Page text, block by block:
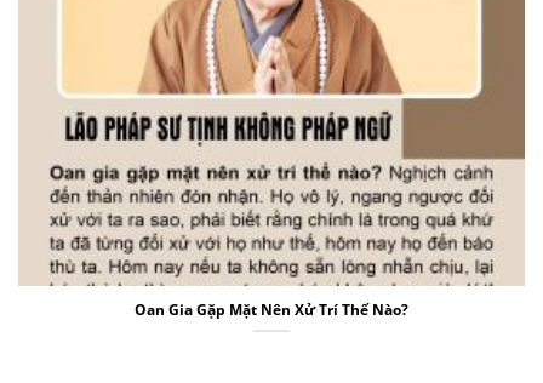
Oan Gia Gặp Mặt Nên Xử Trí Thế Nào?